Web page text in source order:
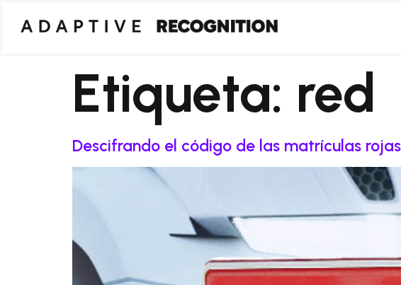
Etiqueta: red
Descifrando el código de las matrículas